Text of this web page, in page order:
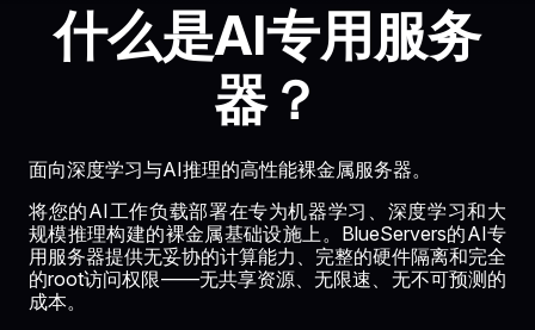
什么是AI专用服务
器？
面向深度学习与AI推理的高性能裸金属服务器。
将您的AI工作负载部署在专为机器学习、深度学习和大
规模推理构建的裸金属基础设施上。BlueServers的AI专
用服务器提供无妥协的计算能力、完整的硬件隔离和完全
的root访问权限——无共享资源、无限速、无不可预测的
成本。